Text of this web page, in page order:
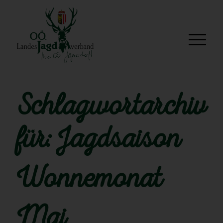
Schlagwortarchiv
für:Jagdsaison
Wonnemonat